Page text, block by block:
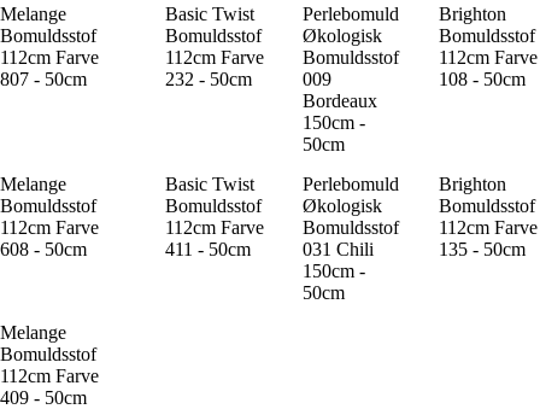
Melange
Bomuldsstof
112cm Farve
807 - 50cm
Basic Twist
Bomuldsstof
112cm Farve
232 - 50cm
Perlebomuld
Økologisk
Bomuldsstof
009
Bordeaux
150cm -
50cm
Brighton
Bomuldsstof
112cm Farve
108 - 50cm
Melange
Bomuldsstof
112cm Farve
608 - 50cm
Basic Twist
Bomuldsstof
112cm Farve
411 - 50cm
Perlebomuld
Økologisk
Bomuldsstof
031 Chili
150cm -
50cm
Brighton
Bomuldsstof
112cm Farve
135 - 50cm
Melange
Bomuldsstof
112cm Farve
409 - 50cm